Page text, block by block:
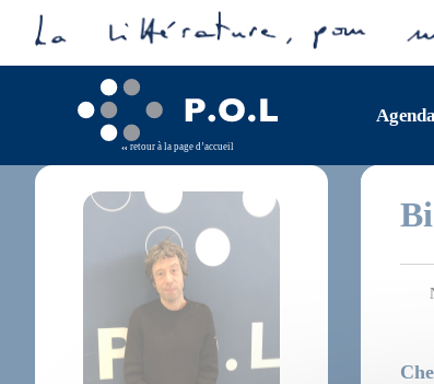
retour à la page d’accueil
Agenda